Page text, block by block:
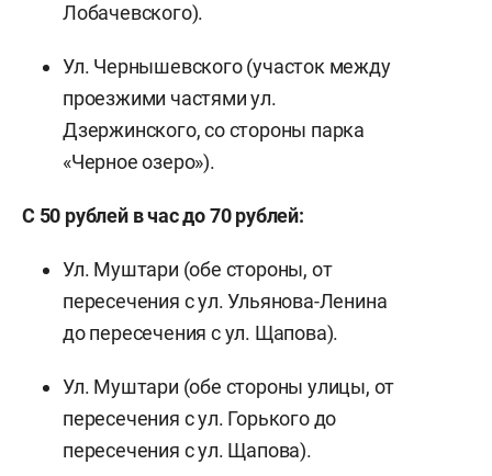
Лобачевского).
Ул. Чернышевского (участок между
проезжими частями ул.
Дзержинского, со стороны парка
«Черное озеро»).
С 50 рублей в час до 70 рублей:
Ул. Муштари (обе стороны, от
пересечения с ул. Ульянова-Ленина
до пересечения с ул. Щапова).
Ул. Муштари (обе стороны улицы, от
пересечения с ул. Горького до
пересечения с ул. Щапова).